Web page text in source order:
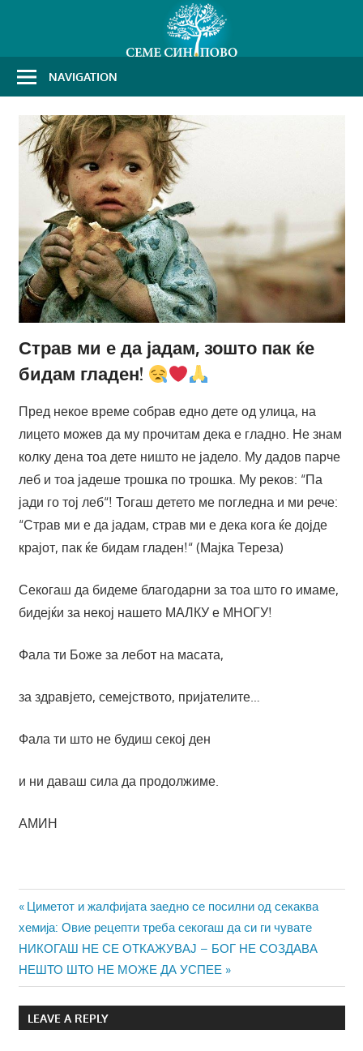
NAVIGATION
Страв ми е да јадам, зошто пак ќе
бидам гладен!
Пред некое време собрав едно дете од улица, на
лицето можев да му прочитам дека е гладно. Не знам
колку дена тоа дете ништо не јадело. Му дадов парче
леб и тоа јадеше трошка по трошка. Му реков: “Па
јади го тој леб“! Тогаш детето ме погледна и ми рече:
“Страв ми е да јадам, страв ми е дека кога ќе дојде
крајот, пак ќе бидам гладен!“ (Мајка Тереза)
Секогаш да бидеме благодарни за тоа што го имаме,
бидејќи за некој нашето МАЛКУ е МНОГУ!
Фала ти Боже за лебот на масата,
за здравјето, семејството, пријателите…
Фала ти што не будиш секој ден
и ни даваш сила да продолжиме.
АМИН
Навигација
на
напис
Previous
Post:
Циметот и жалфијата заедно се посилни од секаква
хемија: Овие рецепти треба секогаш да си ги чувате
Next
Post:
НИКОГАШ НЕ СЕ ОТКАЖУВАЈ – БОГ НЕ СОЗДАВА
НЕШТО ШТО НЕ МОЖЕ ДА УСПЕЕ
LEAVE A REPLY